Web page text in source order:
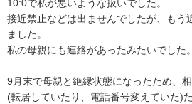
10:0で私が悪いような扱いでした。
接近禁止などは出ませんでしたが、もう
ました。
私の母親にも連絡があったみたいでした。
9月末で母親と絶縁状態になったため、
(転居していたり、電話番号変えていた)